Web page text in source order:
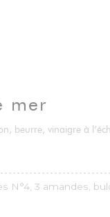
mer
beurre, vinaigre à
N°4, 3 amandes,